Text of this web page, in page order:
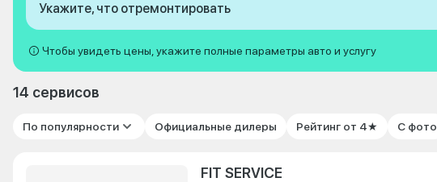
Укажите, что отремонтировать
Чтобы увидеть цены, укажите полные параметры авто и услугу
14 сервисов
По популярности Официальные дилеры Рейтинг от 4★ С фото
FIT SERVICE